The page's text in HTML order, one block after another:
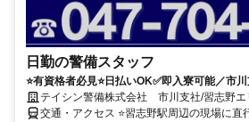
日勤の警備スタッフ
⭐有資格者必見⭐日払いOK✅即入寮可能／市
テイシン警備株式会社 市川支社/習志野エ
交通・アクセス ⭐習志野駅周辺の現場に直